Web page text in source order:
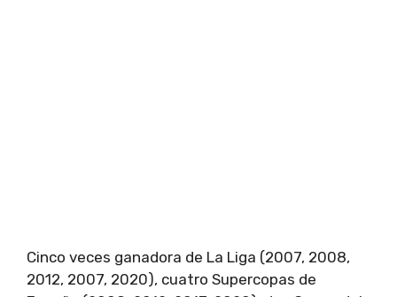
Cinco veces ganadora de La Liga (2007, 2008,
2012, 2007, 2020), cuatro Supercopas de